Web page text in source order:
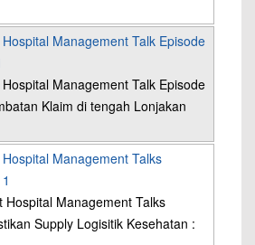
Management Talk Episode
Management Talk Episode
Klaim di tengah Lonjakan
Management Talks
Hospital Management Talks
Supply Logisitik Kesehatan :